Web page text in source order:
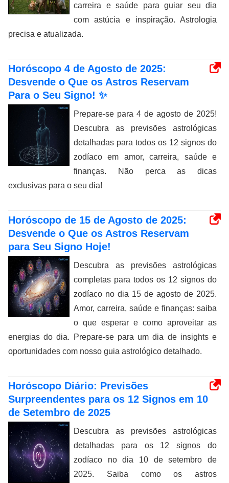
carreira e saúde para guiar seu dia
com astúcia e inspiração. Astrologia
precisa e atualizada.
Horóscopo 4 de Agosto de 2025:
Desvende o Que os Astros Reservam
Para o Seu Signo! ✨
Prepare-se para 4 de agosto de 2025!
Descubra as previsões astrológicas
detalhadas para todos os 12 signos do
zodíaco em amor, carreira, saúde e
finanças. Não perca as dicas
exclusivas para o seu dia!
Horóscopo de 15 de Agosto de 2025:
Desvende o Que os Astros Reservam
para Seu Signo Hoje!
Descubra as previsões astrológicas
completas para todos os 12 signos do
zodíaco no dia 15 de agosto de 2025.
Amor, carreira, saúde e finanças: saiba
o que esperar e como aproveitar as
energias do dia. Prepare-se para um dia de insights e
oportunidades com nosso guia astrológico detalhado.
Horóscopo Diário: Previsões
Surpreendentes para os 12 Signos em 10
de Setembro de 2025
Descubra as previsões astrológicas
detalhadas para os 12 signos do
zodíaco no dia 10 de setembro de
2025. Saiba como os astros